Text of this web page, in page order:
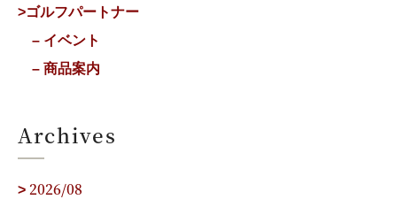
>ゴルフパートナー
– イベント
– 商品案内
Archives
> 2026/08